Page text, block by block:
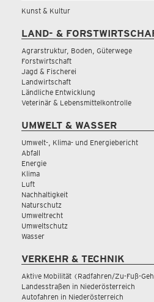
Kunst & Kultur
LAND- &
Agrarstruktur, Boden, Güterwege
Forstwirtschaft
Jagd & Fischerei
Landwirtschaft
Ländliche Entwicklung
Veterinär & Lebensmittelkontrolle
UMWELT & WASSER
Umwelt-, Klima- und Energiebericht
Abfall
Energie
Klima
Luft
Nachhaltigkeit
Naturschutz
Umweltrecht
Umweltschutz
Wasser
VERKEHR & TECHNIK
Aktive Mobilität (Radfahren/Zu-Fuß-
Landesstraßen in Niederösterreich
Autofahren in Niederösterreich